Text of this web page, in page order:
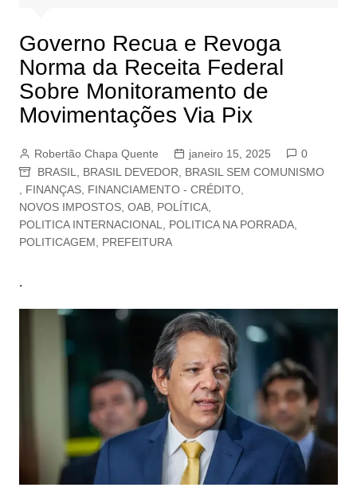
Governo Recua e Revoga
Norma da Receita Federal
Sobre Monitoramento de
Movimentações Via Pix
Robertão Chapa Quente janeiro 15, 2025
0
BRASIL
BRASIL DEVEDOR
BRASIL SEM COMUNISMO
FINANÇAS, FINANCIAMENTO - CRÉDITO,
NOVOS IMPOSTOS, OAB, POLÍTICA,
POLITICA INTERNACIONAL
POLITICA NA PORRADA,
POLITICAGEM
PREFEITURA
.